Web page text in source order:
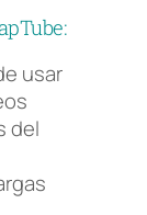
usar
del